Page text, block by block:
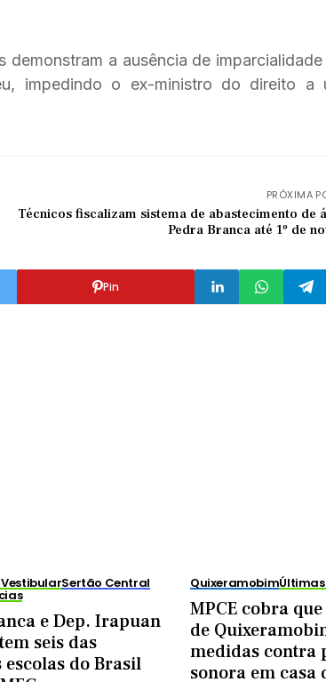
a ausência de imparcialidade
impedindo o ex-ministro do direito a
PRÓXIMA
Técnicos fiscalizam sistema de abastecimento de
Pedra Branca até 1º de
Pin
Sertão Central
e Dep. Irapuan
seis das
do Brasil
Quixeramobim
MPCE cobra
de
medidas contra
sonora em casa